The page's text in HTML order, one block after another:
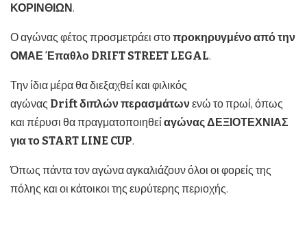
ΚΟΡΙΝΘΙΩΝ.
Ο αγώνας φέτος προσμετράει στοπροκηρυγμένο από την
ΟΜΑΕ Έπαθλο DRIFT STREET LEGAL.
Την ίδια μέρα θα διεξαχθεί και φιλικός
αγώνας Driftδιπλών περασμάτωνενώ το πρωί, όπως
και πέρυσι θα πραγματοποιηθείαγώνας ΔΕΞΙΟΤΕΧΝΙΑΣ
για το START LINE CUP.
Όπως πάντα τον αγώνα αγκαλιάζουν όλοι οι φορείς της
πόλης και οι κάτοικοι της ευρύτερης περιοχής.